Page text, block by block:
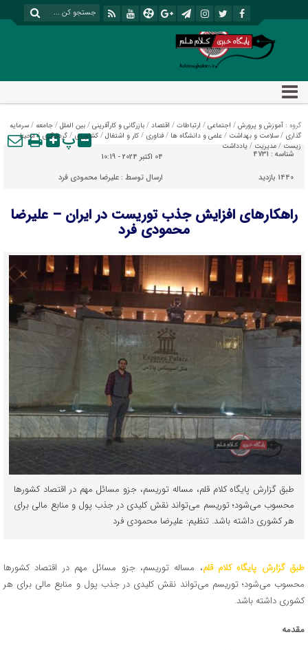
گروه : آموزش و پرورش / اجتماعی / ارتباطات / اقتصاد / بازرگانی و کارآفرینی / بین الملل / جامعه / سرمایه
گذاری / سلامت و بهداشت / علمی و دانشگاه ها / فناوری / کار و اشتغال / کشاورزی/ گردشگری /محیط
زیست / مدیریت / یادداشت پ
شناسه : 4731
04 اکتبر 2024 - 10:19
1440 بازدید
ارسال توسط :علیرضا محمودی فرد
راهکارهای افزایش جذب توریست در ایران – علیرضا
محمودی فرد
طبق گزارش پایگاه کلام قلم، مساله توریسم، جزو مسائل مهم در اقتصاد کشورها
محسوب می‌شود؛ توریسم می‌تواند نقش کلیدی در جذب پول و منابع مالی برای
هر کشوری داشته باشد. تنظیم: علیرضا محمودی فرد
طبق گزارش پایگاه کلام قلم، مساله توریسم، جزو مسائل مهم در اقتصاد کشورها
محسوب می‌شود؛ توریسم می‌تواند نقش کلیدی در جذب پول و منابع مالی برای هر
کشوری داشته باشد.
مقدمه